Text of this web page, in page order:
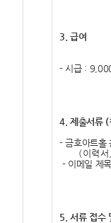
3. 급여
- 시급:
4. 제출서류(
-금호아트홀
(이력서
- 이메일 제
5. 서류 접수